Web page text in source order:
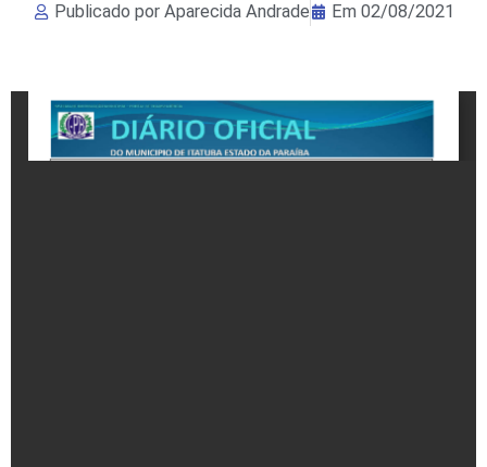
Publicado por Aparecida Andrade Em 02/08/2021